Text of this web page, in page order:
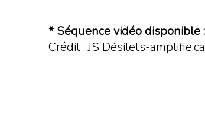
* Séquence vidéo disponible :
Crédit : JS Désilets-amplifie.ca